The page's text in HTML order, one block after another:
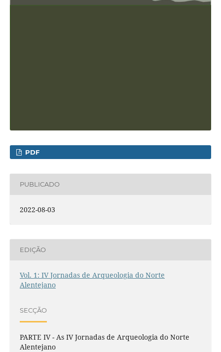
PDF
PUBLICADO
2022-08-03
EDIÇÃO
Vol. 1: IV Jornadas de Arqueologia do Norte
Alentejano
SECÇÃO
PARTE IV - As IV Jornadas de Arqueologia do Norte
Alentejano